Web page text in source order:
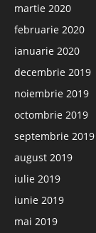
martie 2020
februarie 2020
ianuarie 2020
decembrie 2019
noiembrie 2019
octombrie 2019
septembrie 2019
august 2019
iulie 2019
iunie 2019
mai 2019